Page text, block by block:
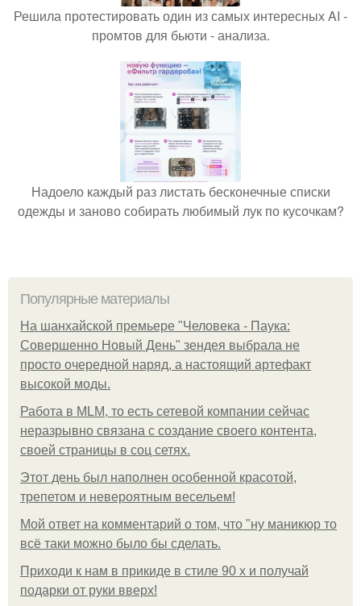
Решила протестировать один из самых интересных AI -
промтов для бьюти - анализа.
Надоело каждый раз листать бесконечные списки
одежды и заново собирать любимый лук по кусочкам?
Популярные материалы
На шанхайской премьере "Человека - Паука:
Совершенно Новый День" зендея выбрала не
просто очередной наряд, а настоящий артефакт
высокой моды.
Работа в MLM, то есть сетевой компании сейчас
неразрывно связана с создание своего контента,
своей страницы в соц сетях.
Этот день был наполнен особенной красотой,
трепетом и невероятным весельем!
Мой ответ на комментарий о том, что "ну маникюр то
всё таки можно было бы сделать.
Приходи к нам в прикиде в стиле 90 х и получай
подарки от руки вверх!